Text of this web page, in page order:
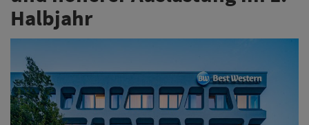
Halbjahr